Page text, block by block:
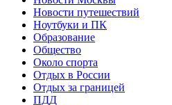
Новости путешествий
Ноутбуки и ПК
Образование
Общество
Около спорта
Отдых в России
Отдых за границей
ПДД